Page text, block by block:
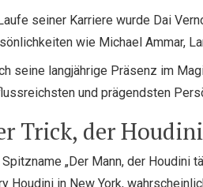
seiner Karriere wurde Dai
wie Michael Ammar,
seine langjährige Präsenz im
und prägendsten
Trick, der
Spitzname „Der Mann, der Houdini
Houdini in New York,